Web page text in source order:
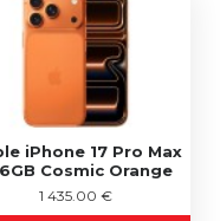
iPhone 17 Pro Max
Cosmic Orange
1 435.00 €